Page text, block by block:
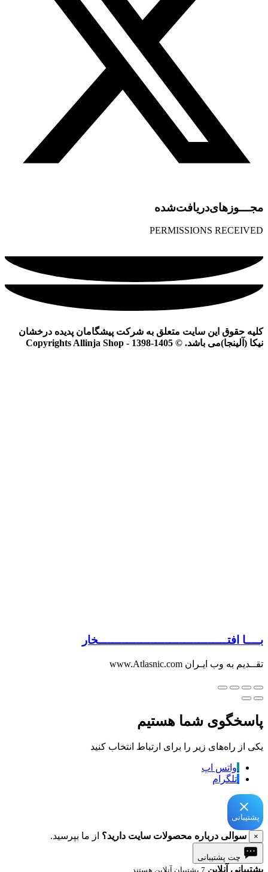
مجـــوز‌های‌دریافت‌شده
PERMISSIONS RECEIVED
کلیه حقوق این سایت متعلق به شرکت پیشگامان پدیده درخشان
نیکا (آلینجا)می باشد. © Copyrights Allinja Shop - 1398-1405
بــــا افتــــــــــــــــــــــــــــــــــــخار
تقــدیم به وب ایـران www.Atlasnic.com
پاسخگوی شما هستیم
یکی از راه‌های زیر را برای ارتباط انتخاب کنید
واتس اپ
تلگرام
پشتیبانی
× سوالی درباره محصولات سایت دارید؟ از ما بپرسید.
چت پشتیبانی
پشتیبانی آنلاین 7 پشتیبان آنلاین هستند